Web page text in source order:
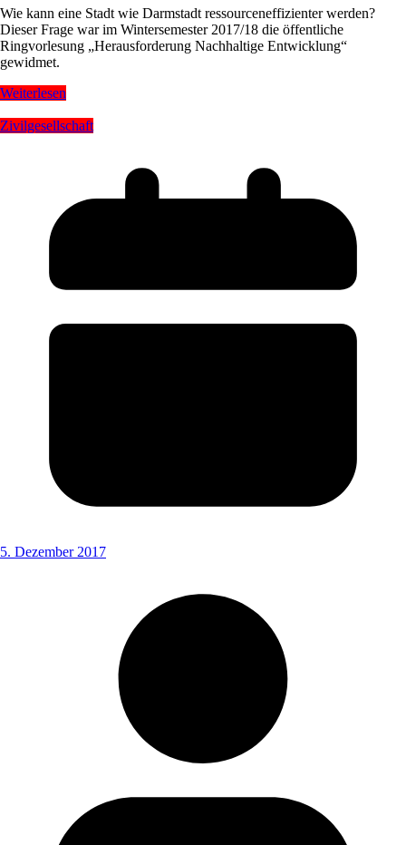
Wie kann eine Stadt wie Darmstadt ressourceneffizienter werden?
Dieser Frage war im Wintersemester 2017/18 die öffentliche
Ringvorlesung „Herausforderung Nachhaltige Entwicklung“
gewidmet.
Weiterlesen
Zivilgesellschaft
5. Dezember 2017